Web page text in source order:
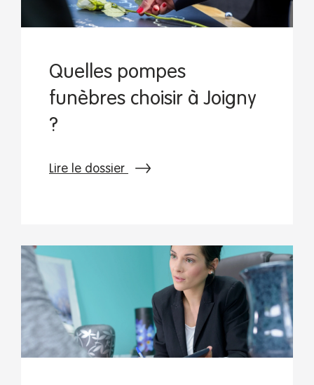
Quelles pompes
funèbres choisir à Joigny
?
Lire le dossier